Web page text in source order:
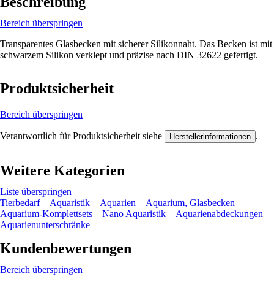
Bereich überspringen
Transparentes Glasbecken mit sicherer Silikonnaht. Das Becken ist mit
schwarzem Silikon verklept und präzise nach DIN 32622 gefertigt.
Produktsicherheit
Bereich überspringen
Verantwortlich für Produktsicherheit siehe Herstellerinformationen .
Weitere Kategorien
Liste überspringen
Tierbedarf
Aquaristik Aquarien
Aquarium, Glasbecken
Aquarium-Komplettsets
Nano Aquaristik
Aquarienabdeckungen
Aquarienunterschränke
Kundenbewertungen
Bereich überspringen